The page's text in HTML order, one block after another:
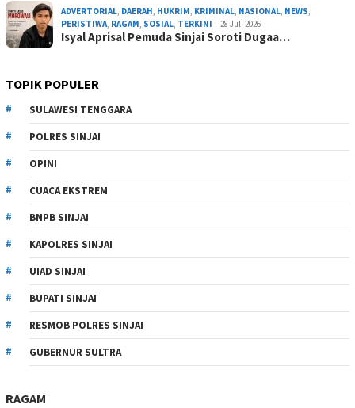
ADVERTORIAL, DAERAH, HUKRIM, KRIMINAL, NASIONAL, NEWS,
PERISTIWA, RAGAM, SOSIAL, TERKINI 28 Juli 2026
Isyal Aprisal Pemuda Sinjai Soroti Dugaa…
TOPIK POPULER
SULAWESI TENGGARA
POLRES SINJAI
OPINI
CUACA EKSTREM
BNPB SINJAI
KAPOLRES SINJAI
UIAD SINJAI
BUPATI SINJAI
RESMOB POLRES SINJAI
GUBERNUR SULTRA
RAGAM